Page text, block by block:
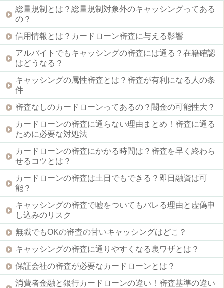
総量規制とは？総量規制対象外のキャッシングってある
の？
信用情報とは？カードローン審査に与える影響
アルバイトでもキャッシングの審査には通る？在籍確認
はどうなる？
キャッシングの属性審査とは？審査が有利になる人の条
件
審査なしのカードローンってあるの？闇金の可能性大？
カードローンの審査に通らない理由まとめ！審査に通る
ために必要な対処法
カードローンの審査にかかる時間は？審査を早く終わら
せるコツとは？
カードローンの審査は土日でもできる？即日融資は可
能？
キャッシングの審査で嘘をついてもバレる理由と虚偽申
し込みのリスク
無職でもOKの審査の甘いキャッシングはどこ？
キャッシングの審査に通りやすくなる裏ワザとは？
保証会社の審査が必要なカードローンとは？
消費者金融と銀行カードローンの違い！審査基準の違い